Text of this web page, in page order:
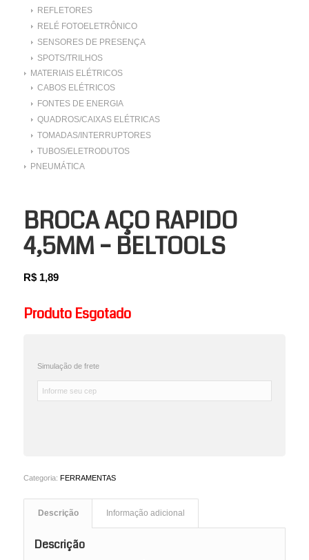
REFLETORES
RELÉ FOTOELETRÔNICO
SENSORES DE PRESENÇA
SPOTS/TRILHOS
MATERIAIS ELÉTRICOS
CABOS ELÉTRICOS
FONTES DE ENERGIA
QUADROS/CAIXAS ELÉTRICAS
TOMADAS/INTERRUPTORES
TUBOS/ELETRODUTOS
PNEUMÁTICA
BROCA AÇO RAPIDO
4,5MM – BELTOOLS
R$1,89
Produto Esgotado
Simulação de frete
Categoria: FERRAMENTAS
Descrição Informação adicional
Descrição